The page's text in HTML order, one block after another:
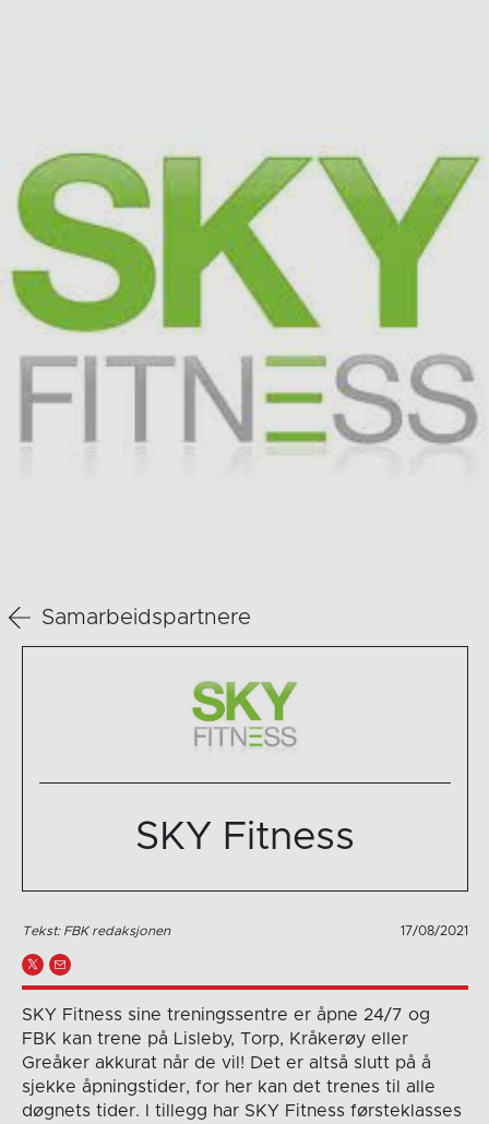
Samarbeidspartnere
SKY Fitness
Tekst: FBK redaksjonen 17/08/2021
SKY Fitness sine treningssentre er åpne 24/7 og
FBK kan trene på Lisleby, Torp, Kråkerøy eller
Greåker akkurat når de vil! Det er altså slutt på å
sjekke åpningstider, for her kan det trenes til alle
døgnets tider. I tillegg har SKY Fitness førsteklasses